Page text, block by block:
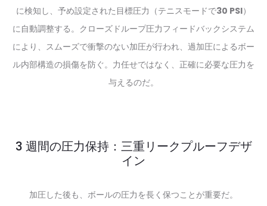
に検知し、予め設定された目標圧力（テニスモードで30 PSI）
に自動調整する。クローズドループ圧力フィードバックシステム
により、スムーズで衝撃のない加圧が行われ、過加圧によるボー
ル内部構造の損傷を防ぐ。力任せではなく、正確に必要な圧力を
与えるのだ。
3 週間の圧力保持：三重リークプルーフデザ
イン
加圧した後も、ボールの圧力を長く保つことが重要だ。